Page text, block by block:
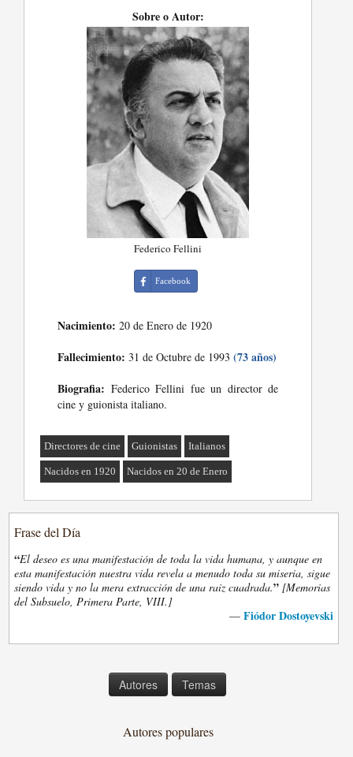
Sobre o Autor:
Federico Fellini
Facebook
Nacimiento: 20 de Enero de 1920
Fallecimiento: 31 de Octubre de 1993(73 años)
Biografia: Federico Fellini fue un director de
cine y guionista italiano.
Directores de cine Guionistas Italianos
Nacidos en 1920 Nacidos en 20 de Enero
Frase del Día
“El deseo es una manifestación de toda la vida humana, y aunque en
esta manifestación nuestra vida revela a menudo toda su miseria, sigue
siendo vida y no la mera extracción de una raiz cuadrada.” [Memorias
del Subsuelo, Primera Parte, VIII.]
— Fiódor Dostoyevski
Autores Temas
Autores populares